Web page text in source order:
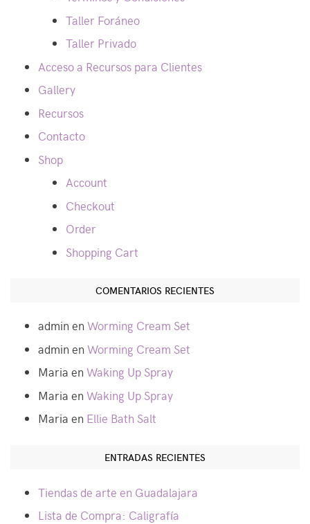
Taller Foráneo
Taller Privado
Acceso a Recursos para Clientes
Gallery
Recursos
Contacto
Shop
Account
Checkout
Order
Shopping Cart
COMENTARIOS RECIENTES
admin en Worming Cream Set
admin en Worming Cream Set
Maria en Waking Up Spray
Maria en Waking Up Spray
Maria en Ellie Bath Salt
ENTRADAS RECIENTES
Tiendas de arte en Guadalajara
Lista de Compra: Caligrafía